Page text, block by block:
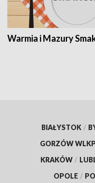
Warmia i Mazury
BIAŁYSTOK /
GORZÓW
KRAKÓW /
OPOLE /